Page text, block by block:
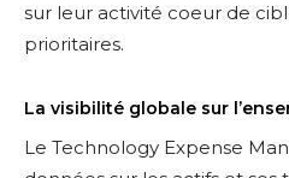
sur leur activité coeur de
prioritaires.
La visibilité globale sur
Le Technology Expense